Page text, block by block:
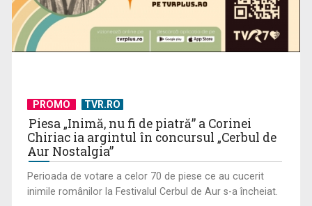
PROMO TVR.RO
Piesa „Inimă, nu fi de piatră” a Corinei
Chiriac ia argintul în concursul „Cerbul de
Aur Nostalgia”
Perioada de votare a celor 70 de piese ce au cucerit
inimile românilor la Festivalul Cerbul de Aur s-a încheiat.